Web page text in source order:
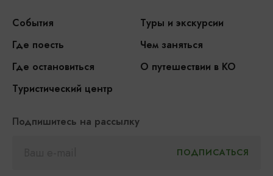
События
Туры и экскурсии
Где поесть
Чем заняться
Где остановиться
О путешествии в КО
Туристический центр
Подпишитесь на рассылку